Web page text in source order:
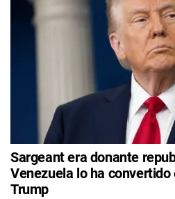
Sargeant era donante
Venezuela lo ha
Trump